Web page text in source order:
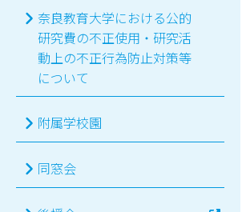
奈良教育大学における公的
研究費の不正使用・研究活
動上の不正行為防止対策等
について
附属学校園
同窓会